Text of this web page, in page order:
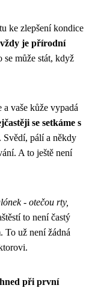
ke zlepšení kondice
vždy je přírodní
se může stát, když
a vaše kůže vypadá
se setkáme s
Svědí, pálí a někdy
A to ještě není
- otečou rty,
to není častý
To už není žádná
při první